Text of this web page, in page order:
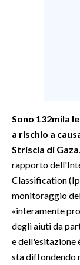
CULTURA
SPETTACOLI
SARDEGNA
Sono 132mila
a rischio a
Striscia di Gaza
rapporto
Classification
monitoraggio
«interamente
degli aiuti da
e dell'esitazione
sta diffondendo